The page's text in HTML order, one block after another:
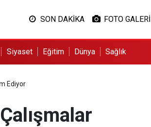
SON DAKİKA FOTO GALERİ
Siyaset Eğitim Dünya Sağlık
Ediyor